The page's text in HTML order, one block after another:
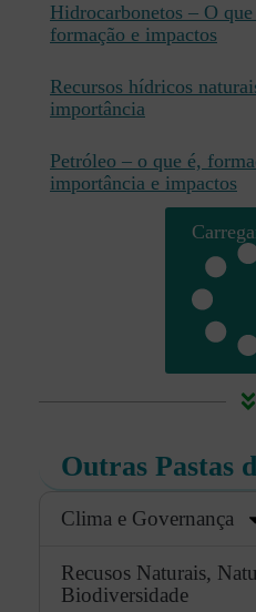
Hidrocarbonetos – O
formação e impactos
Recursos hídricos
importância
Petróleo – o que é,
importância e impactos
Outras Pastas
Clima e Governança
Recusos Naturais,
Biodiversidade